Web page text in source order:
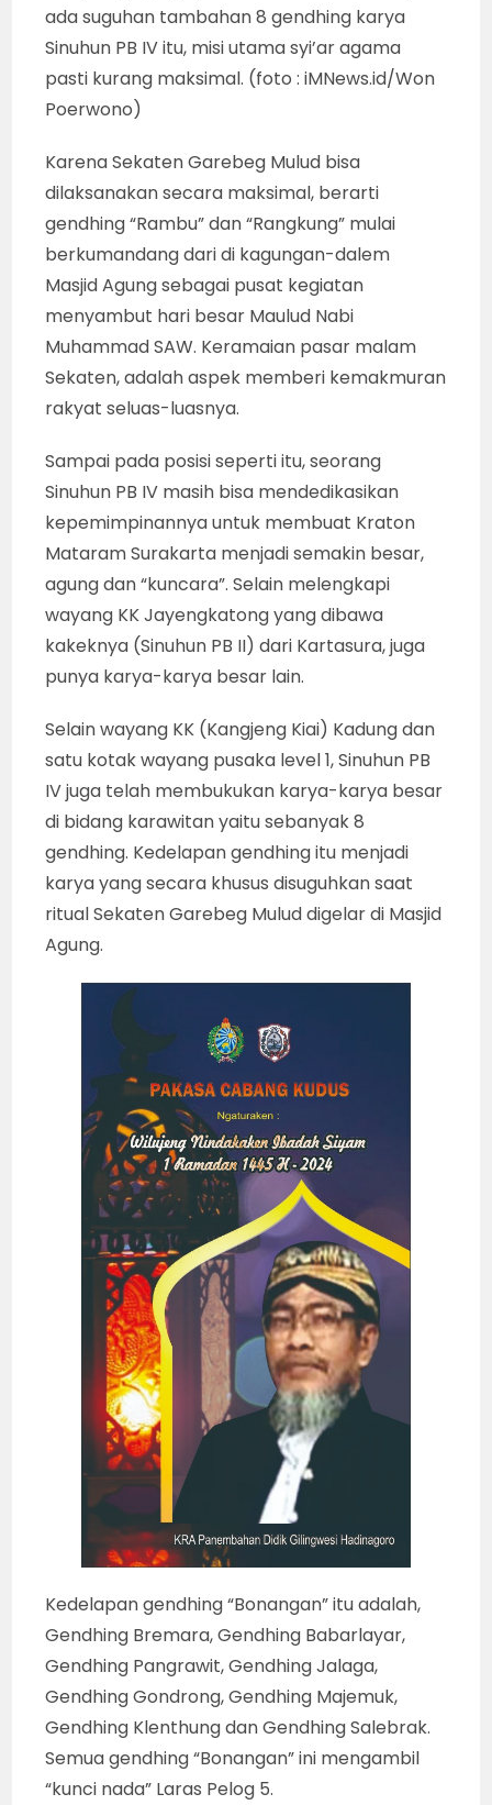
ada suguhan tambahan 8 gendhing karya
Sinuhun PB IV itu, misi utama syi’ar agama
pasti kurang maksimal. (foto : iMNews.id/Won
Poerwono)
Karena Sekaten Garebeg Mulud bisa
dilaksanakan secara maksimal, berarti
gendhing “Rambu” dan “Rangkung” mulai
berkumandang dari di kagungan-dalem
Masjid Agung sebagai pusat kegiatan
menyambut hari besar Maulud Nabi
Muhammad SAW. Keramaian pasar malam
Sekaten, adalah aspek memberi kemakmuran
rakyat seluas-luasnya.
Sampai pada posisi seperti itu, seorang
Sinuhun PB IV masih bisa mendedikasikan
kepemimpinannya untuk membuat Kraton
Mataram Surakarta menjadi semakin besar,
agung dan “kuncara”. Selain melengkapi
wayang KK Jayengkatong yang dibawa
kakeknya (Sinuhun PB II) dari Kartasura, juga
punya karya-karya besar lain.
Selain wayang KK (Kangjeng Kiai) Kadung dan
satu kotak wayang pusaka level 1, Sinuhun PB
IV juga telah membukukan karya-karya besar
di bidang karawitan yaitu sebanyak 8
gendhing. Kedelapan gendhing itu menjadi
karya yang secara khusus disuguhkan saat
ritual Sekaten Garebeg Mulud digelar di Masjid
Agung.
Kedelapan gendhing “Bonangan” itu adalah,
Gendhing Bremara, Gendhing Babarlayar,
Gendhing Pangrawit, Gendhing Jalaga,
Gendhing Gondrong, Gendhing Majemuk,
Gendhing Klenthung dan Gendhing Salebrak.
Semua gendhing “Bonangan” ini mengambil
“kunci nada” Laras Pelog 5.